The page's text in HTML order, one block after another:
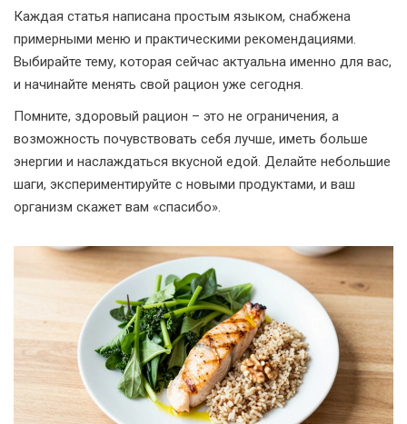
Каждая статья написана простым языком, снабжена
примерными меню и практическими рекомендациями.
Выбирайте тему, которая сейчас актуальна именно для вас,
и начинайте менять свой рацион уже сегодня.
Помните, здоровый рацион – это не ограничения, а
возможность почувствовать себя лучше, иметь больше
энергии и наслаждаться вкусной едой. Делайте небольшие
шаги, экспериментируйте с новыми продуктами, и ваш
организм скажет вам «спасибо».